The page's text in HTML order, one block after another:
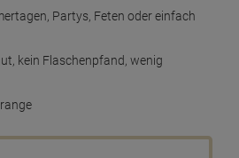
Partys, Feten oder einfach
kein Flaschenpfand, wenig